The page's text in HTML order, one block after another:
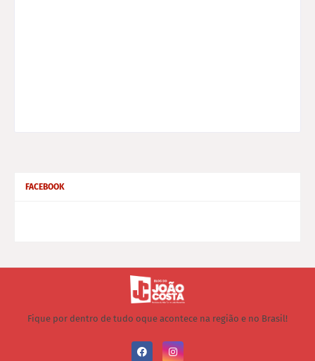
FACEBOOK
Fique por dentro de tudo oque acontece na região e no Brasil!